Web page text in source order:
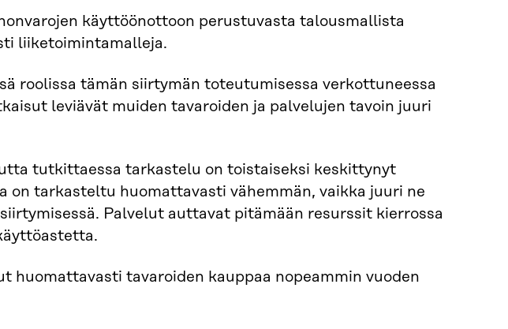
käyttöönottoon perustuvasta talousmallista
liiketoimintamalleja.
roolissa tämän siirtymän toteutumisessa verkottuneessa
leviävät muiden tavaroiden ja palvelujen tavoin juuri
tutkittaessa tarkastelu on toistaiseksi keskittynyt
on tarkasteltu huomattavasti vähemmän, vaikka juuri ne
Palvelut auttavat pitämään resurssit kierrossa
huomattavasti tavaroiden kauppaa nopeammin vuoden